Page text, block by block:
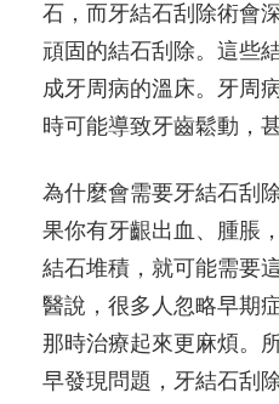
石，而牙結石刮除術會
頑固的結石刮除。這些
成牙周病的溫床。牙周
時可能導致牙齒鬆動，
為什麼會需要牙結石刮
果你有牙齦出血、腫脹
結石堆積，就可能需要
醫說，很多人忽略早期
那時治療起來更麻煩。
早發現問題，牙結石刮